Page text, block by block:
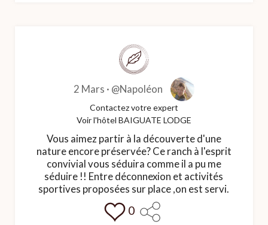
2 Mars · @Napoléon
Contactez votre expert
Voir l'hôtel BAIGUATE LODGE
Vous aimez partir à la découverte d'une
nature encore préservée? Ce ranch à l'esprit
convivial vous séduira comme il a pu me
séduire !! Entre déconnexion et activités
sportives proposées sur place ,on est servi.
0